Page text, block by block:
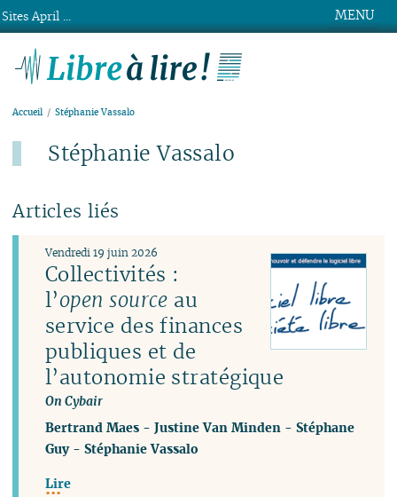
MENU
Accueil Stéphanie Vassalo
Stéphanie Vassalo
Articles liés
Collectivités :
l’open source au
service des finances
publiques et de
l’autonomie stratégique
On Cybair
Vendredi 19 juin 2026
Bertrand Maes -Justine Van Minden -Stéphane
Guy-Stéphanie Vassalo
Lire
Sites April ...